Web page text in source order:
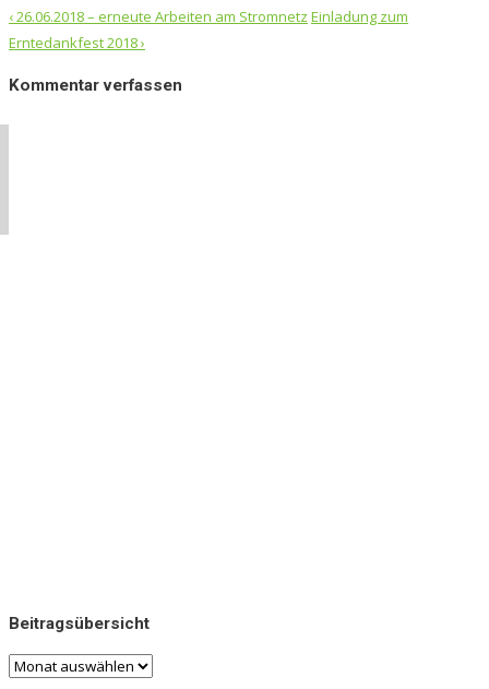
Post
navigation
‹26.06.2018 – erneute Arbeiten am Stromnetz Einladung zum
Erntedankfest 2018›
Kommentar verfassen
Beitragsübersicht
Beitragsübersicht